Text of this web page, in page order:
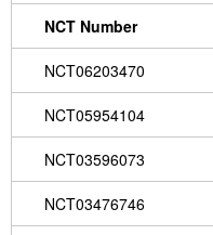
NCT Number
NCT06203470
NCT05954104
NCT03596073
NCT03476746